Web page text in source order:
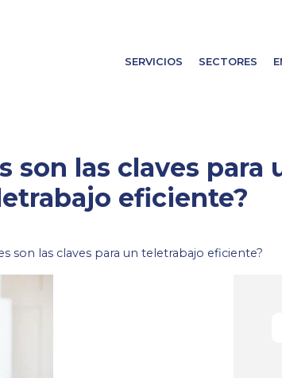
SERVICIOS SECTORES
son las claves para
eficiente?
son las claves para un teletrabajo eficiente?